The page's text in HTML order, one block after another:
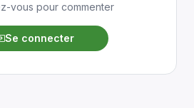
vous pour commenter
Se connecter